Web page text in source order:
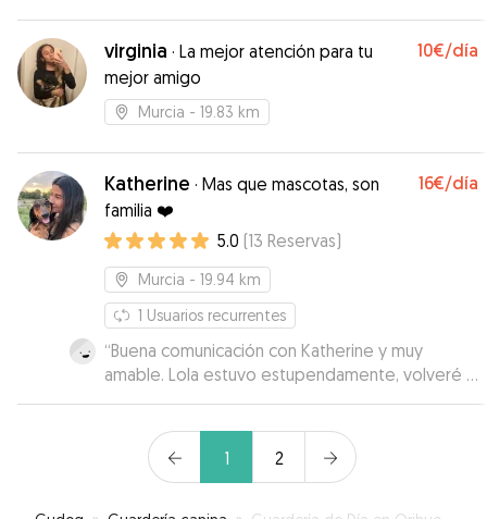
personalizado y con información muy fluida.
Gracias Alicia!
virginia · La mejor atención para tu
mejor amigo
10€/día
Murcia - 19.83 km
Katherine · Mas que mascotas, son
familia ❤️
16€/día
5.0 (13 Reservas)
Murcia - 19.94 km
1 Usuarios recurrentes
“Buena comunicación con Katherine y muy
amable. Lola estuvo estupendamente, volveré a
dejar a mi perrita de nuevo con ella sin duda.”
1 2